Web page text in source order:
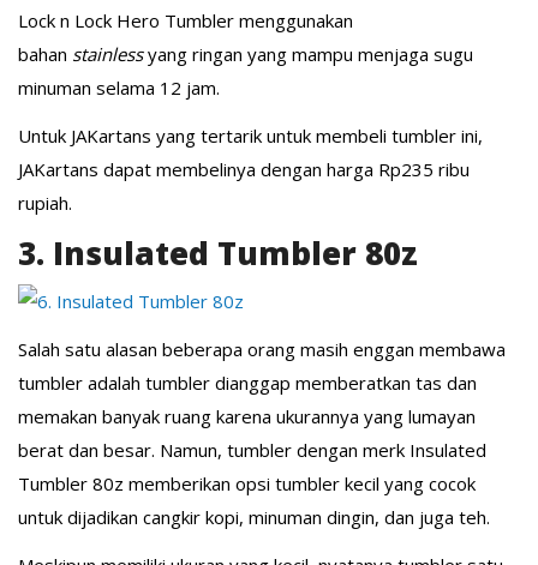
Lock n Lock Hero Tumbler menggunakan
bahan stainlessyang ringan yang mampu menjaga sugu
minuman selama 12 jam.
Untuk JAKartans yang tertarik untuk membeli tumbler ini,
JAKartans dapat membelinya dengan harga Rp235 ribu
rupiah.
3. Insulated Tumbler 80z
Salah satu alasan beberapa orang masih enggan membawa
tumbler adalah tumbler dianggap memberatkan tas dan
memakan banyak ruang karena ukurannya yang lumayan
berat dan besar. Namun, tumbler dengan merk Insulated
Tumbler 80z memberikan opsi tumbler kecil yang cocok
untuk dijadikan cangkir kopi, minuman dingin, dan juga teh.